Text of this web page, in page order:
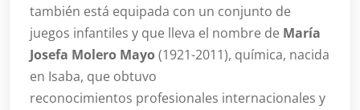
también está equipada con un conjunto de
juegos infantiles y que lleva el nombre de María
Josefa Molero Mayo(1921-2011), química, nacida
en Isaba, que obtuvo
reconocimientos profesionales internacionales y